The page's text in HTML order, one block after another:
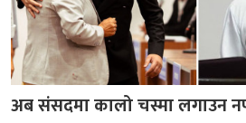
अब संसदमा कालो चस्मा लगाउन